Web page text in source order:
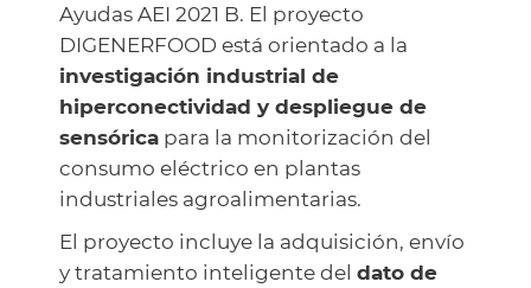
Ayudas AEI 2021 B. El proyecto
DIGENERFOOD está orientado a la
investigación industrial de
hiperconectividad y despliegue de
sensórica para la monitorización del
consumo eléctrico en plantas
industriales agroalimentarias.
El proyecto incluye la adquisición, envío
y tratamiento inteligente del dato de